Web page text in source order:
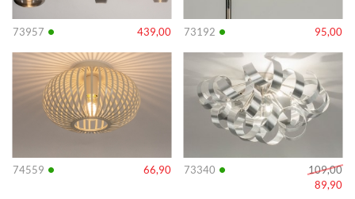
73957 • 439,00 73192 • 95,00
74559 • 66,90
Info
73340 •
109,00
89,90
Info